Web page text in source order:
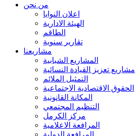
من نحن
اعلان النوايا
الهيئة الادارية
الطاقم
تقارير سنوية
مشاريعنا
المشاريع الشبابية
مشاريع تعزيز القيادة النسائية
التمثيل الملائم
الحقوق الاقتصادية الاجتماعية
المكانة القانونية
التنظيم المجتمعي
مركز الكرمل
المرافعة الاعلامية
المرافعة الدولية